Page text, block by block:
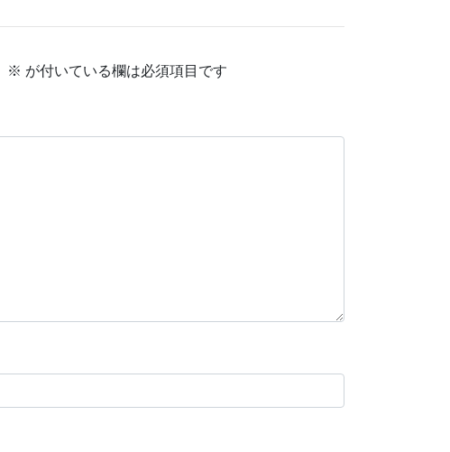
※ が付いている欄は必須項目です